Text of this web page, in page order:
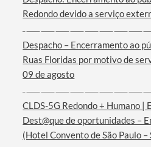
Redondo devido a serviço
Despacho – Encerramento ao
Ruas Floridas por motivo de
09 de agosto
CLDS-5G Redondo + Humano |
Dest@que de oportunidades –
(Hotel Convento de São Paulo –